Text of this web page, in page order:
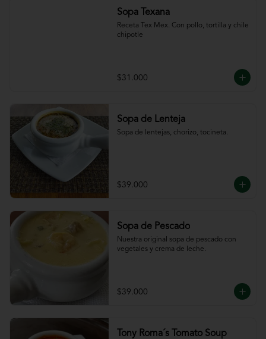
Sopa Texana
Receta Tex Mex. Con pollo, tortilla y chile
chipotle
$31.000
Sopa de Lenteja
Sopa de lentejas, chorizo, tocineta.
$39.000
Sopa de Pescado
Nuestra original sopa de pescado con
vegetales y crema de leche.
$39.000
Tony Roma´s Tomato Soup